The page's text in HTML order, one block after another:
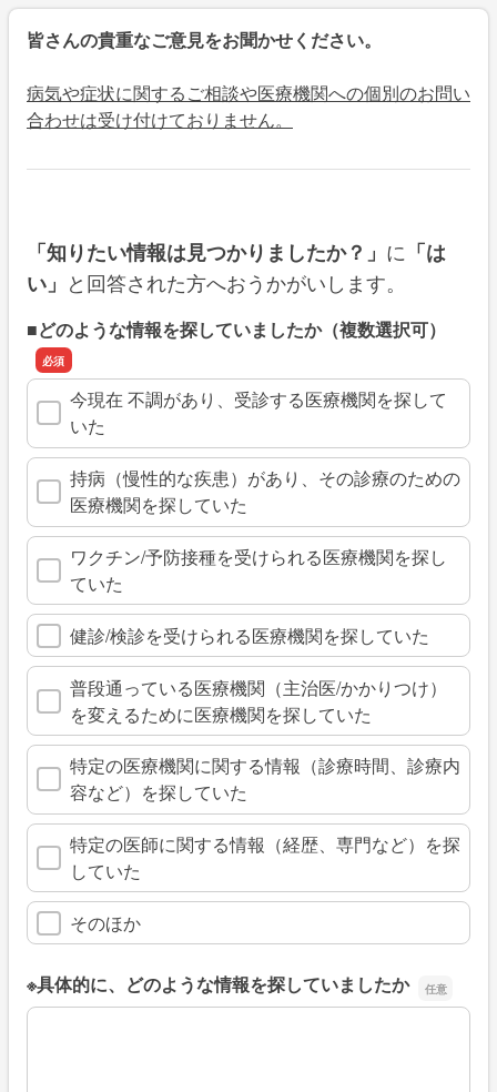
皆さんの貴重なご意見をお聞かせください。
病気や症状に関するご相談や医療機関への個別のお問い
合わせは受け付けておりません。
「知りたい情報は見つかりましたか？」 に 「は
い」 と回答された方へおうかがいします。
■どのような情報を探していましたか（複数選択可）
今現在 不調があり、受診する医療機関を探して
いた
持病（慢性的な疾患）があり、その診療のための
医療機関を探していた
ワクチン/予防接種を受けられる医療機関を探し
ていた
健診/検診を受けられる医療機関を探していた
普段通っている医療機関（主治医/かかりつけ）
を変えるために医療機関を探していた
特定の医療機関に関する情報（診療時間、診療内
容など）を探していた
特定の医師に関する情報（経歴、専門など）を探
していた
そのほか
※具体的に、どのような情報を探していましたか
※具体的に、どのような情報を探していましたか